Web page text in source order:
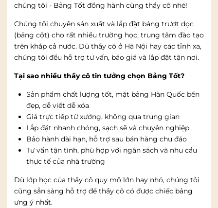
chúng tôi - Bảng Tốt đồng hành cùng thầy cô nhé!
Chúng tôi chuyên sản xuất và lắp đặt bảng trượt dọc
(bảng cột) cho rất nhiều trường học, trung tâm đào tạo
trên khắp cả nước. Dù thầy cô ở Hà Nội hay các tỉnh xa,
chúng tôi đều hỗ trợ tư vấn, báo giá và lắp đặt tận nơi.
Tại sao nhiều thầy cô tin tưởng chọn Bảng Tốt?
Sản phẩm chất lượng tốt, mặt bảng Hàn Quốc bền
đẹp, dễ viết dễ xóa
Giá trực tiếp từ xưởng, không qua trung gian
Lắp đặt nhanh chóng, sạch sẽ và chuyên nghiệp
Bảo hành dài hạn, hỗ trợ sau bán hàng chu đáo
Tư vấn tận tình, phù hợp với ngân sách và nhu cầu
thực tế của nhà trường
Dù lớp học của thầy cô quy mô lớn hay nhỏ, chúng tôi
cũng sẵn sàng hỗ trợ để thầy cô có được chiếc bảng
ưng ý nhất.